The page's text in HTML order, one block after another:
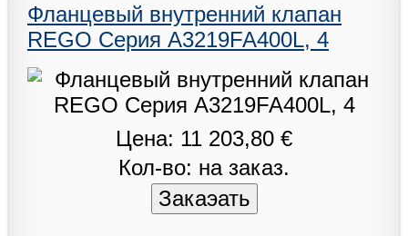
Фланцевый внутренний клапан
REGO Серия A3219FA400L, 4
Цена: 11 203,80 €
Кол-во: на заказ.